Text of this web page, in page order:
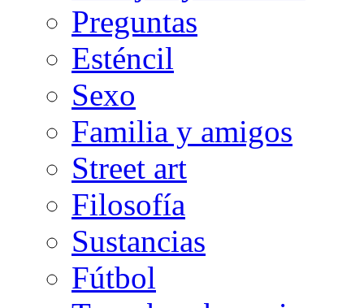
Preguntas
Esténcil
Sexo
Familia y amigos
Street art
Filosofía
Sustancias
Fútbol